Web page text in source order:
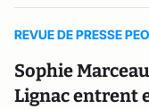
REVUE DE PRESSE
Sophie
Lignac entrent